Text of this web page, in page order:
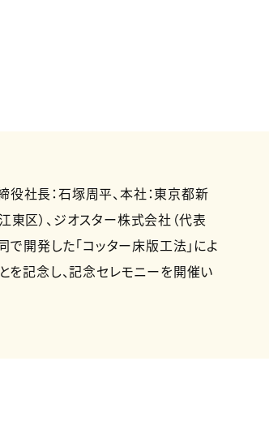
社長：石塚周平、本社：東京都新
東区）、ジオスター株式会社（代表
で開発した「コッター床版工法」によ
記念し、記念セレモニーを開催い